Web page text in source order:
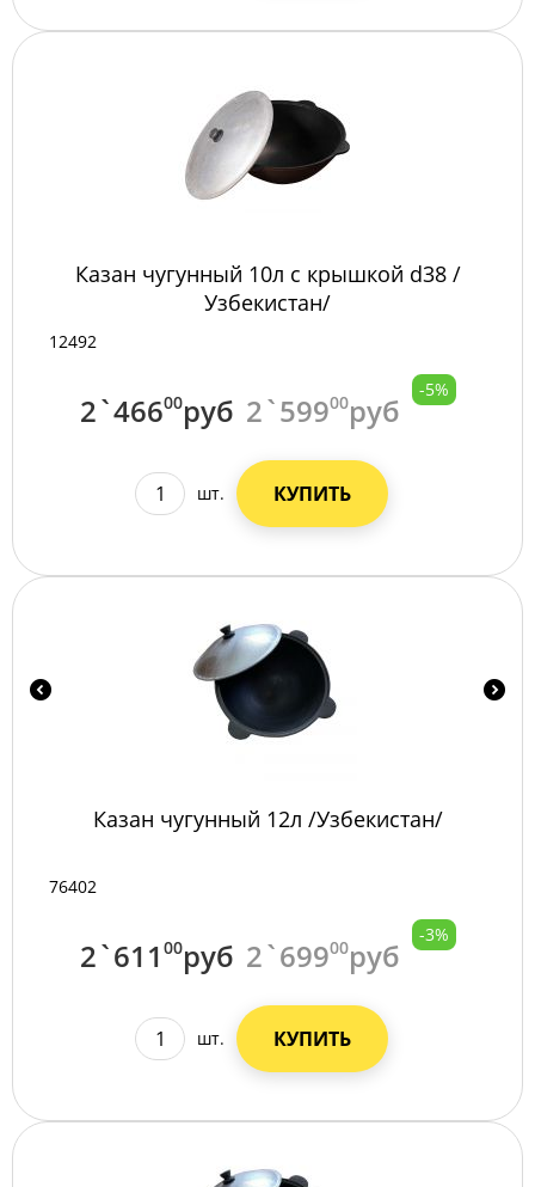
Казан чугунный 10л с крышкой d38 /
Узбекистан/
12492
2`46600руб 2`59900руб
-5%
шт. КУПИТЬ
Казан чугунный 12л /Узбекистан/
76402
2`611 00руб 2`69900руб
-3%
шт. КУПИТЬ